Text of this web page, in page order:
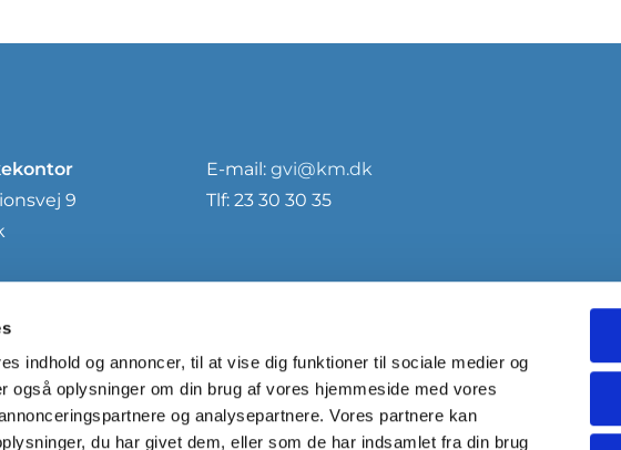
indhold og annoncer, til at vise dig funktioner til sociale medier og
også oplysninger om din brug af vores hjemmeside med vores
og analysepartnere. Vores partnere kan
du har givet dem, eller som de har indsamlet fra din brug
9
E-mail: gvi@km.dk
Tlf: 23 30 30 35